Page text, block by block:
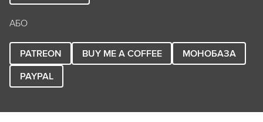
АБО
PATREON BUY ME A COFFEE
МОНОБАЗА
PAYPAL